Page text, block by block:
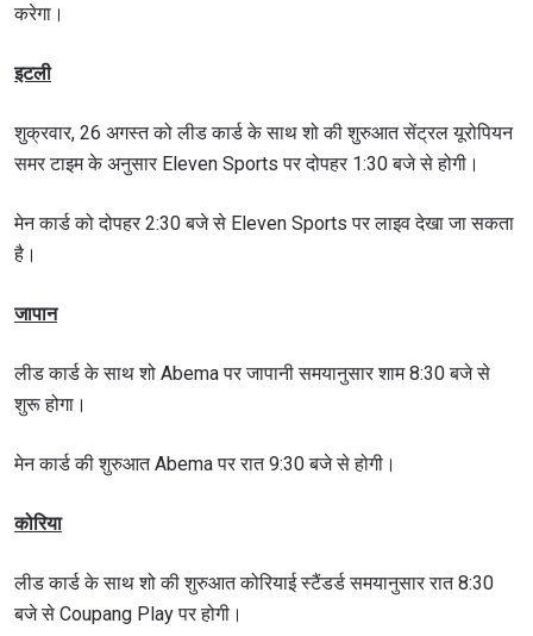
करेगा।
इटली
शुक्रवार, 26 अगस्त को लीड कार्ड के साथ शो की शुरुआत सेंट्रल यूरोपियन
समर टाइम के अनुसार Eleven Sports पर दोपहर 1:30 बजे से होगी।
मेन कार्ड को दोपहर 2:30 बजे से Eleven Sports पर लाइव देखा जा सकता
है।
जापान
लीड कार्ड के साथ शो Abema पर जापानी समयानुसार शाम 8:30 बजे से
शुरू होगा।
मेन कार्ड की शुरुआत Abema पर रात 9:30 बजे से होगी।
कोरिया
लीड कार्ड के साथ शो की शुरुआत कोरियाई स्टैंडर्ड समयानुसार रात 8:30
बजे से Coupang Play पर होगी।